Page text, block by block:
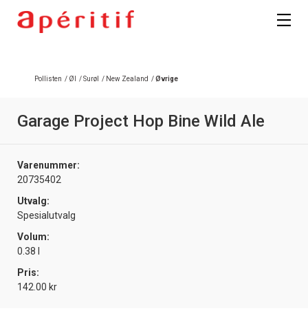
Pollisten / Øl /Surøl / New Zealand /Øvrige
Garage Project Hop Bine Wild Ale
Varenummer:
20735402
Utvalg:
Spesialutvalg
Volum:
0.38 l
Pris:
142.00 kr